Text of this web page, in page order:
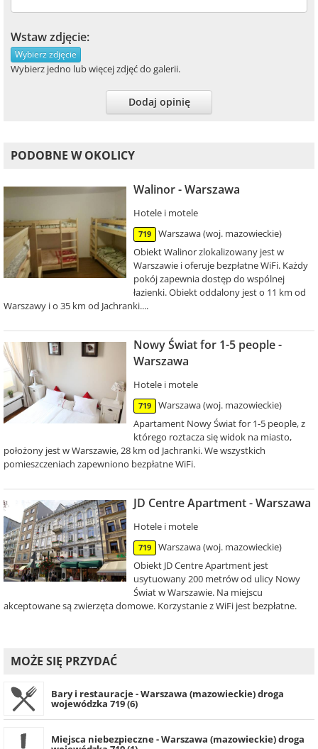
Wstaw zdjęcie:
Wybierz zdjęcie
Wybierz jedno lub więcej zdjęć do galerii.
Dodaj opinię
PODOBNE W OKOLICY
Walinor - Warszawa
Hotele i motele
719
Warszawa (woj. mazowieckie)
Obiekt Walinor zlokalizowany jest w
Warszawie i oferuje bezpłatne WiFi. Każdy
pokój zapewnia dostęp do wspólnej
łazienki. Obiekt oddalony jest o 11 km od
Warszawy i o 35 km od Jachranki....
Nowy Świat for 1-5 people -
Warszawa
Hotele i motele
719
Warszawa (woj. mazowieckie)
Apartament Nowy Świat for 1-5 people, z
którego roztacza się widok na miasto,
położony jest w Warszawie, 28 km od Jachranki. We wszystkich
pomieszczeniach zapewniono bezpłatne WiFi.
JD Centre Apartment - Warszawa
Hotele i motele
719
Warszawa (woj. mazowieckie)
Obiekt JD Centre Apartment jest
usytuowany 200 metrów od ulicy Nowy
Świat w Warszawie. Na miejscu
akceptowane są zwierzęta domowe. Korzystanie z WiFi jest bezpłatne.
MOŻE SIĘ PRZYDAĆ
Bary i restauracje - Warszawa (mazowieckie) droga
wojewódzka 719 (6)
Miejsca niebezpieczne - Warszawa (mazowieckie) droga